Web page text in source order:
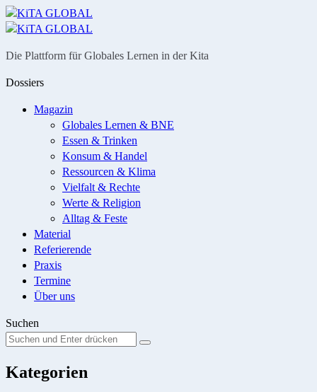
Menü
Suche
Die Plattform für Globales Lernen in der Kita
Dossiers
Magazin
Globales Lernen & BNE
Essen & Trinken
Konsum & Handel
Ressourcen & Klima
Vielfalt & Rechte
Werte & Religion
Alltag & Feste
Material
Referierende
Praxis
Termine
Über uns
Suchen
Suchen
nach:
Suche
Kategorien